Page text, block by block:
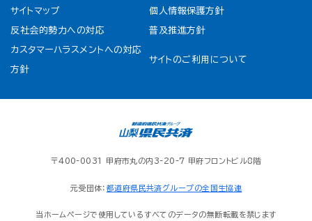
サイトマップ 個人情報保護方針
反社会的勢力への対応 普及推進方針
カスタマーハラスメントへの対応
方針
サイトのご利用について
〒400-0031 甲府市丸の内3-20-7 甲府フロントビル8階
元受団体： 都道府県民共済グループの全国生協連
当ホームページで使用しているすべてのデータの無断転載を禁じます